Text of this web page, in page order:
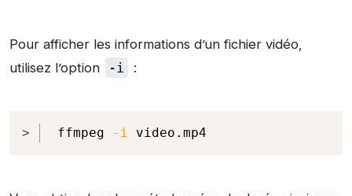
Pour afficher les informations d’un fichier vidéo,
utilisez l’option
-i :
ffmpeg -i video.mp4